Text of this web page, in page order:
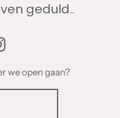
geduld..
we open gaan?